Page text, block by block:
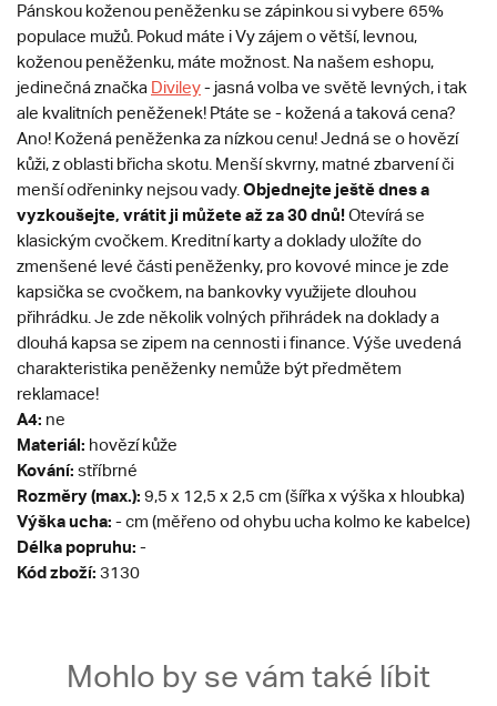
Pánskou koženou peněženku se zápinkou si vybere 65%
populace mužů. Pokud máte i Vy zájem o větší, levnou,
koženou peněženku, máte možnost. Na našem eshopu,
jedinečná značka Diviley- jasná volba ve světě levných, i tak
ale kvalitních peněženek! Ptáte se - kožená a taková cena?
Ano! Kožená peněženka za nízkou cenu! Jedná se o hovězí
kůži, z oblasti břicha skotu. Menší skvrny, matné zbarvení či
menší odřeninky nejsou vady. Objednejte ještě dnes a
vyzkoušejte, vrátit ji můžete až za 30 dnů!Otevírá se
klasickým cvočkem. Kreditní karty a doklady uložíte do
zmenšené levé části peněženky, pro kovové mince je zde
kapsička se cvočkem, na bankovky využijete dlouhou
přihrádku. Je zde několik volných přihrádek na doklady a
dlouhá kapsa se zipem na cennosti i finance. Výše uvedená
charakteristika peněženky nemůže být předmětem
reklamace!
A4: ne
Materiál: hovězí kůže
Kování: stříbrné
Rozměry (max.): 9,5 x 12,5 x 2,5 cm (šířka x výška x hloubka)
Výška ucha: - cm (měřeno od ohybu ucha kolmo ke kabelce)
Délka popruhu: -
Kód zboží: 3130
Mohlo by se vám také líbit